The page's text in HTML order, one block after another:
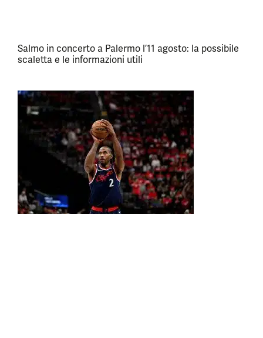
Salmo in concerto a Palermo l’11 agosto: la possibile
scaletta e le informazioni utili